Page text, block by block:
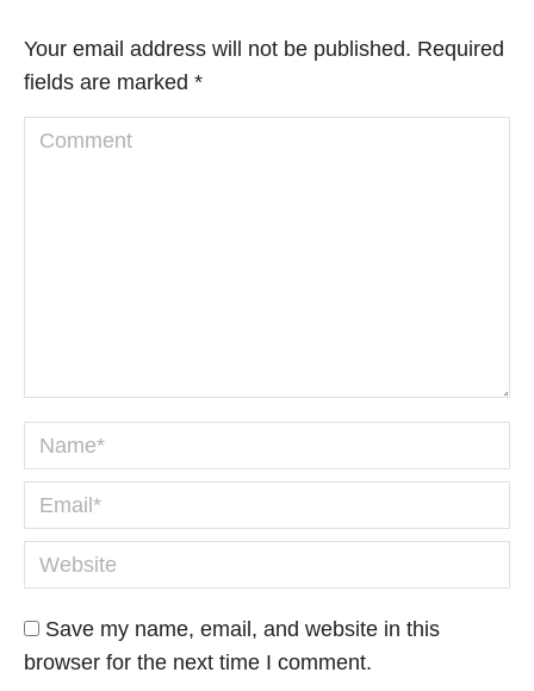
Your email address will not be published. Required
fields are marked *
Comment
Name *
Email *
Website
Save my name, email, and website in this
browser for the next time I comment.